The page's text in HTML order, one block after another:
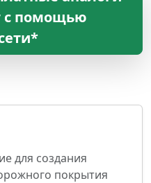
с помощью
для создания
покрытия